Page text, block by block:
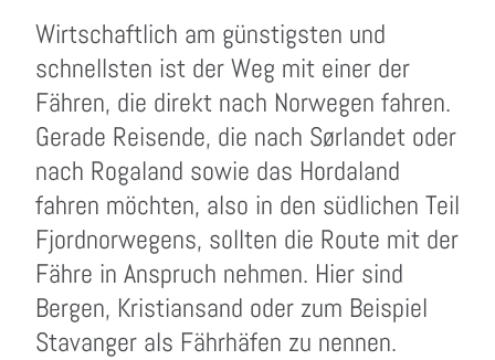
Wirtschaftlich am günstigsten und
schnellsten ist der Weg mit einer der
Fähren, die direkt nach Norwegen fahren.
Gerade Reisende, die nach Sørlandet oder
nach Rogaland sowie das Hordaland
fahren möchten, also in den südlichen Teil
Fjordnorwegens, sollten die Route mit der
Fähre in Anspruch nehmen. Hier sind
Bergen, Kristiansand oder zum Beispiel
Stavanger als Fährhäfen zu nennen.